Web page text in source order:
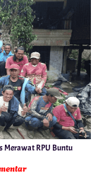
Merawat RPU Buntu